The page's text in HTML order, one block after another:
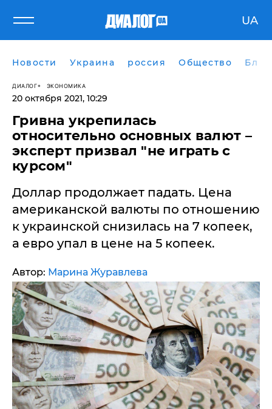
UA
Новости Украина россия Общество
ДИАЛОГ ЭКОНОМИКА
20 октября 2021, 10:29
Гривна укрепилась
относительно основных валют –
эксперт призвал "не играть с
курсом"
Доллар продолжает падать. Цена
американской валюты по отношению
к украинской снизилась на 7 копеек,
а евро упал в цене на 5 копеек.
Автор: Марина Журавлева